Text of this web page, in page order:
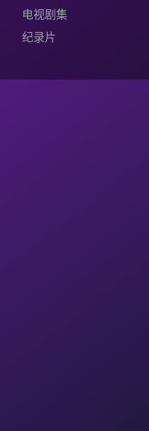
电视剧集
纪录片